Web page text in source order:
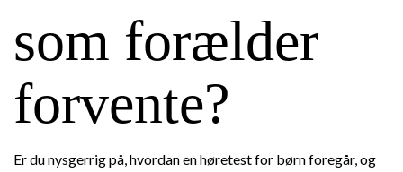
som forælder
forvente?
Er du nysgerrig på, hvordan en høretest for børn foregår, og